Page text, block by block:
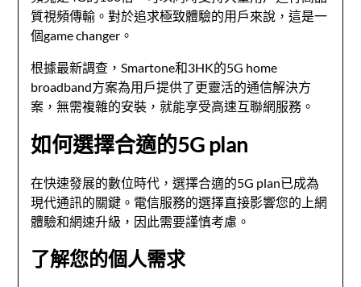
質視頻傳輸。對於追求極致體驗的用戶來說，這是一
個game changer。
根據最新調查，Smartone和3HK的5G home
broadband方案為用戶提供了更靈活的通信解決方
案，無需複雜的安裝，就能享受高速互聯網服務。
如何選擇合適的5G plan
在快速發展的數位時代，選擇合適的5G plan已成為
現代通訊的關鍵。電信服務的選擇直接影響您的上網
體驗和網速升級，因此需要謹慎考慮。
了解您的個人需求